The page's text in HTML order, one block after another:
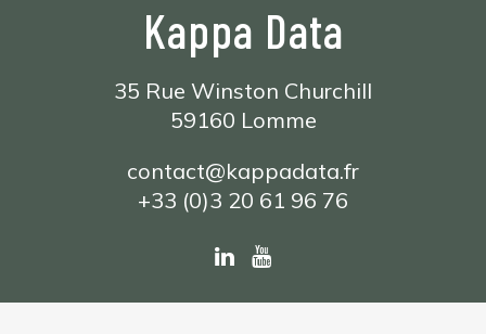
Kappa Data
35 Rue Winston Churchill
59160 Lomme
contact@kappadata.fr
+33 (0)3 20 61 96 76